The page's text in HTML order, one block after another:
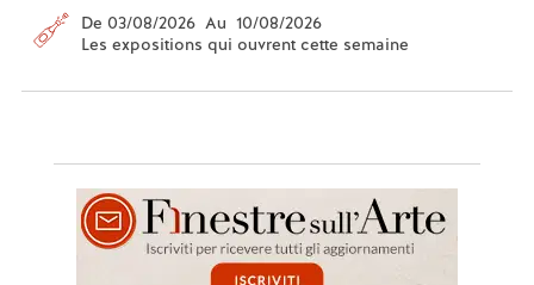
De 03/08/2026 Au 10/08/2026
Les expositions qui ouvrent cette semaine